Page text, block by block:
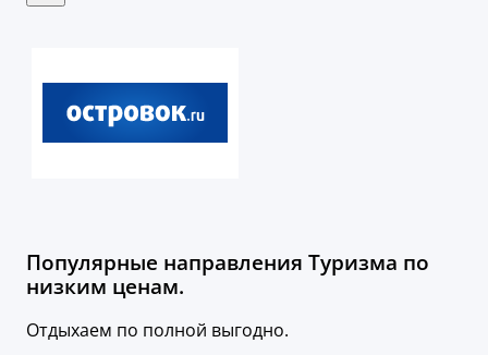
Популярные направления Туризма по
низким ценам.
Отдыхаем по полной выгодно.